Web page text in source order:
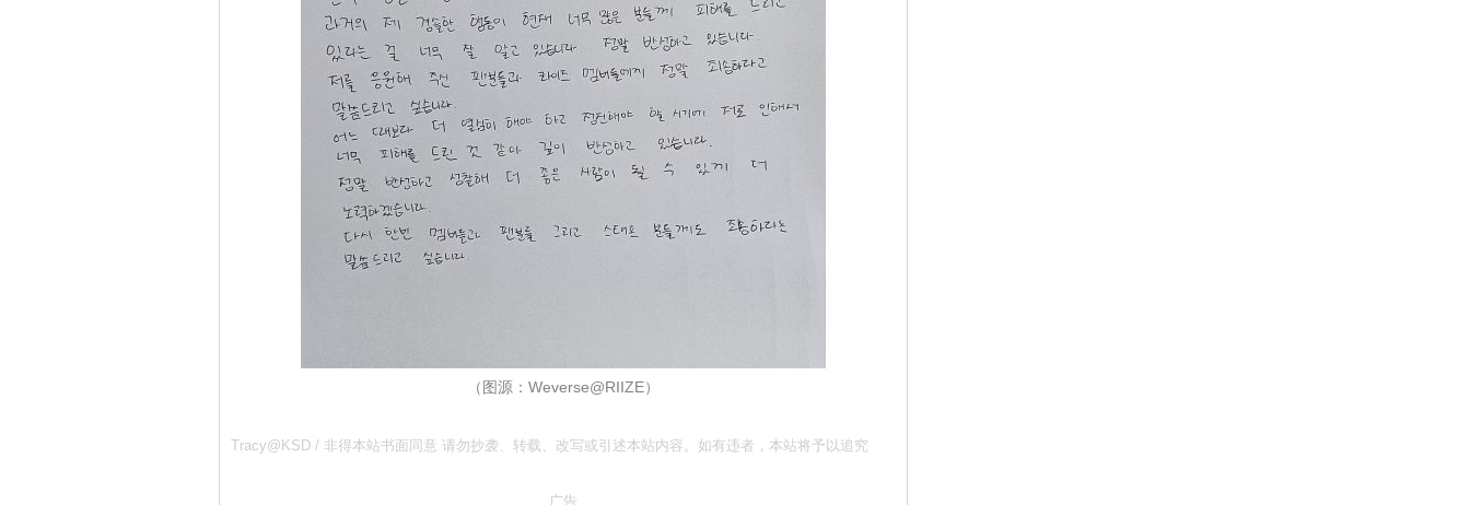
（图源：Weverse@RIIZE）
Tracy@KSD / 非得本站书面同意 请勿抄袭、转载、改写或引述本站内容。如有违者，本站将予以追究
广告